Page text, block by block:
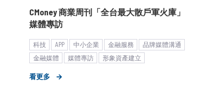
CMoney 商業周刊「全台最大散戶軍火庫」
媒體專訪
科技 APP 中小企業 金融服務
品牌媒體溝通
金融媒體
媒體專訪 形象資產建立
看更多